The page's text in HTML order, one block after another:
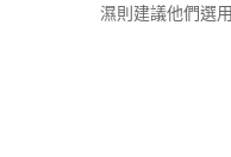
濕則建議他們選